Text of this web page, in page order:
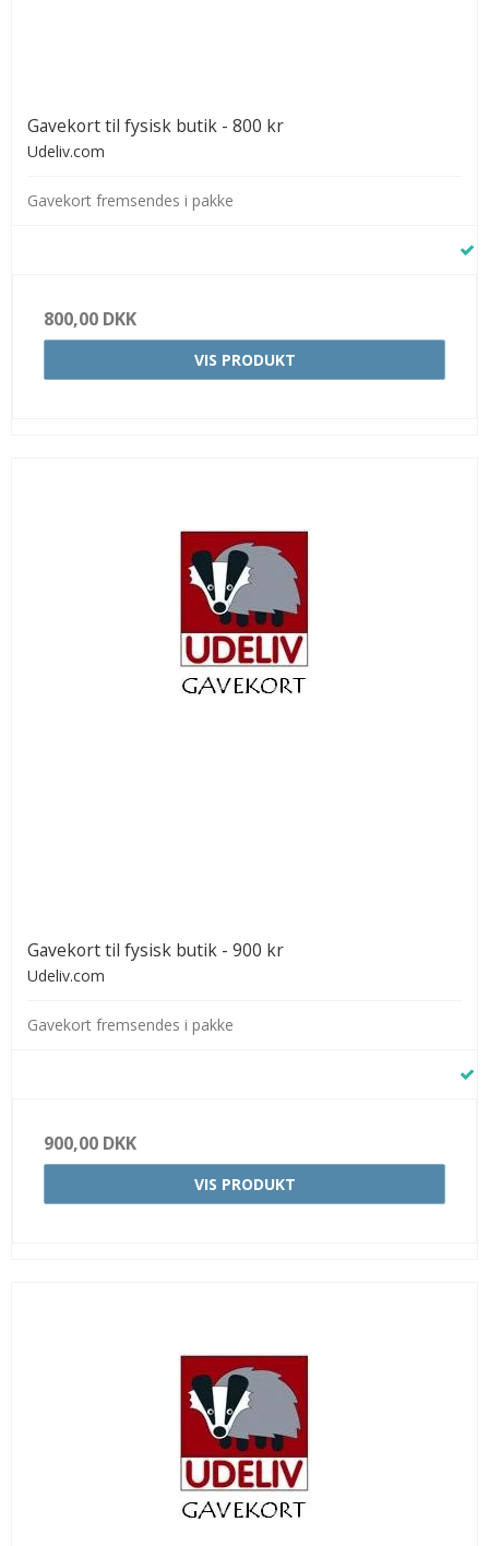
Gavekort til fysisk butik - 800 kr
Udeliv.com
Gavekort fremsendes i pakke
800,00 DKK
VIS PRODUKT
Gavekort til fysisk butik - 900 kr
Udeliv.com
Gavekort fremsendes i pakke
900,00 DKK
VIS PRODUKT